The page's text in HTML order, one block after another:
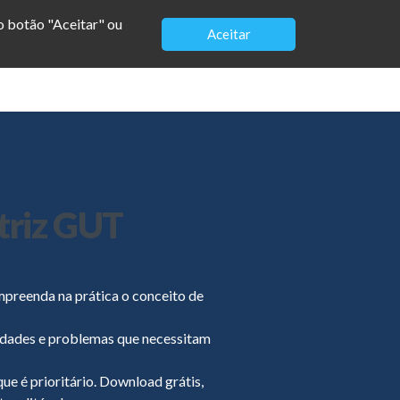
botão "Aceitar" ou
Aceitar
Vagas Contato
GUT
na prática o conceito de
e problemas que necessitam
é prioritário. Download grátis,